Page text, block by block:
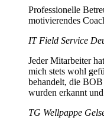
Professionelle
motivierendes
IT Field Service
Jeder Mitarbeiter
mich stets wohl
behandelt, die
wurden erkannt
TG Wellpappe